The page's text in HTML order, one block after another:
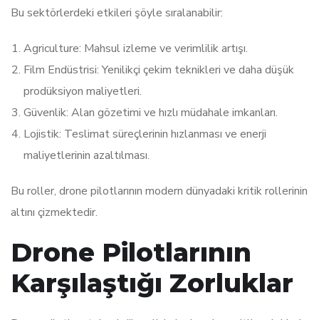
Bu sektörlerdeki etkileri şöyle sıralanabilir:
Agriculture: Mahsul izleme ve verimlilik artışı.
Film Endüstrisi: Yenilikçi çekim teknikleri ve daha düşük
prodüksiyon maliyetleri.
Güvenlik: Alan gözetimi ve hızlı müdahale imkanları.
Lojistik: Teslimat süreçlerinin hızlanması ve enerji
maliyetlerinin azaltılması.
Bu roller, drone pilotlarının modern dünyadaki kritik rollerinin
altını çizmektedir.
Drone Pilotlarının
Karşılaştığı Zorluklar